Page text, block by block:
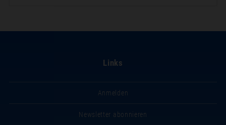
Links
Anmelden
Newsletter abonnieren